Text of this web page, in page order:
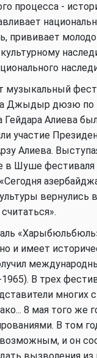
процесса -
прививает
музыкальный
Джыдыр дюзю по
Алиева
участие
Алиева.
в Шуше
и имеет
В трех
8 мая того
В том
и он